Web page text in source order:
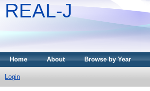
REAL-J
Home About Browse by Year
Login